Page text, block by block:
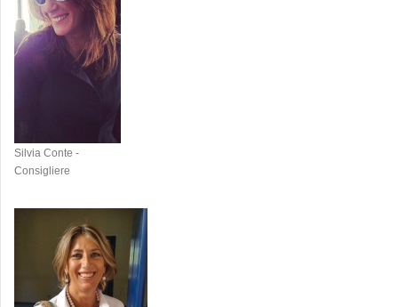
Silvia Conte -
Consigliere